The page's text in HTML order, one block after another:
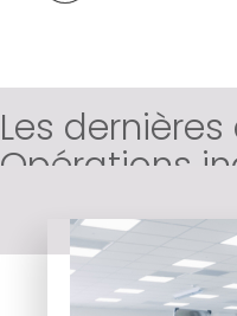
Les
Opérations